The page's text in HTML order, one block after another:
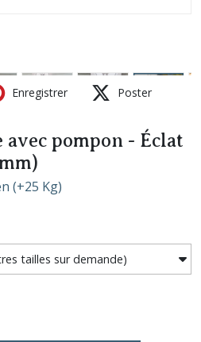
Enregistrer Poster
avec pompon - Éclat
(+25 Kg)